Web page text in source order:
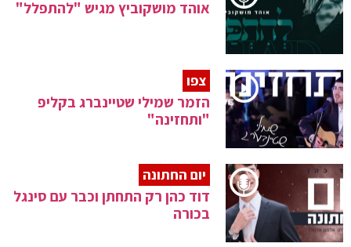
אוהד מושקוביץ מגיש "להתפלל"
צפו
הזמר שמילי שטיינברג בקליפ
"ותחזינה"
יום החתונה
דוד כהן רק התחתן וכבר עם סינגל
בכורה